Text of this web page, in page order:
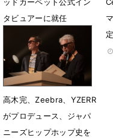
ッドカーペット公式イン
タビュアーに就任
6月13日 12時58分
定
高木完、Zeebra、YZERR
がプロデュース、ジャパ
ニーズヒップホップ史を